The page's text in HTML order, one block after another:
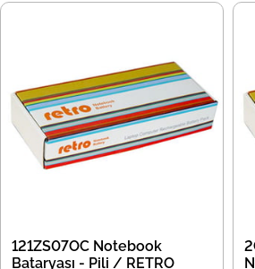
121ZS07OC Notebook
Bataryası - Pili / RETRO